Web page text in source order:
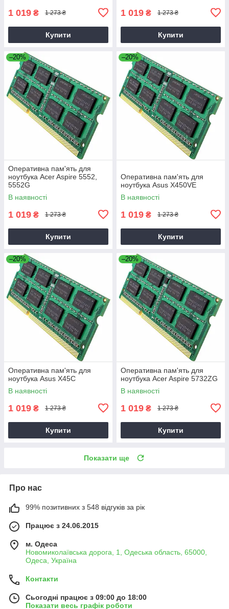
1 019 ₴ 1 273 ₴
Купити
1 019 ₴ 1 273 ₴
Купити
–20%
Оперативна пам'ять для
ноутбука Acer Aspire 5552,
5552G
В наявності
1 019 ₴ 1 273 ₴
Купити
–20%
Оперативна пам'ять для
ноутбука Asus X450VE
В наявності
1 019 ₴ 1 273 ₴
Купити
–20%
Оперативна пам'ять для
ноутбука Asus X45C
В наявності
1 019 ₴ 1 273 ₴
Купити
–20%
Оперативна пам'ять для
ноутбука Acer Aspire 5732ZG
В наявності
1 019 ₴ 1 273 ₴
Купити
Показати ще
Про нас
99% позитивних з 548 відгуків за рік
Працює з 24.06.2015
м. Одеса
Новомиколаївська дорога, 1, Одеська область, 65000,
Одеса, Україна
Контакти
Сьогодні працює з 09:00 до 18:00
Показати весь графік роботи